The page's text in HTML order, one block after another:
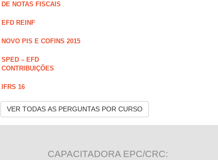
DE NOTAS FISCAIS
EFD REINF
NOVO PIS E COFINS 2015
SPED – EFD
CONTRIBUIÇÕES
IFRS 16
VER TODAS AS PERGUNTAS POR CURSO
CAPACITADORA EPC/CRC: